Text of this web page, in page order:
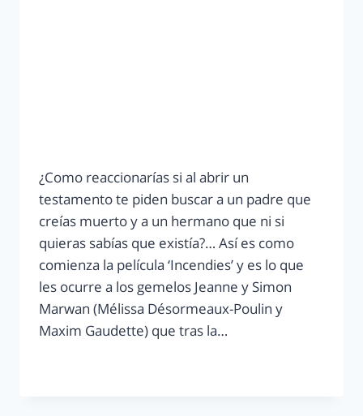
¿Como reaccionarías si al abrir un
testamento te piden buscar a un padre que
creías muerto y a un hermano que ni si
quieras sabías que existía?… Así es como
comienza la película ‘Incendies’ y es lo que
les ocurre a los gemelos Jeanne y Simon
Marwan (Mélissa Désormeaux-Poulin y
Maxim Gaudette) que tras la…